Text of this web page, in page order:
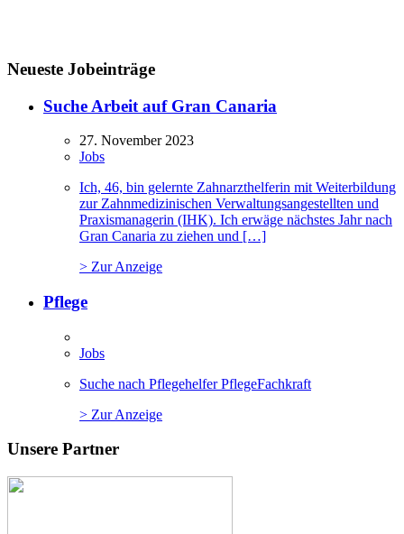
Neueste Jobeinträge
Suche Arbeit auf Gran Canaria
27. November 2023
Jobs
Ich, 46, bin gelernte Zahnarzthelferin mit Weiterbildung
zur Zahnmedizinischen Verwaltungsangestellten und
Praxismanagerin (IHK). Ich erwäge nächstes Jahr nach
Gran Canaria zu ziehen und […]
> Zur Anzeige
Pflege
Jobs
Suche nach Pflegehelfer PflegeFachkraft
> Zur Anzeige
Unsere Partner